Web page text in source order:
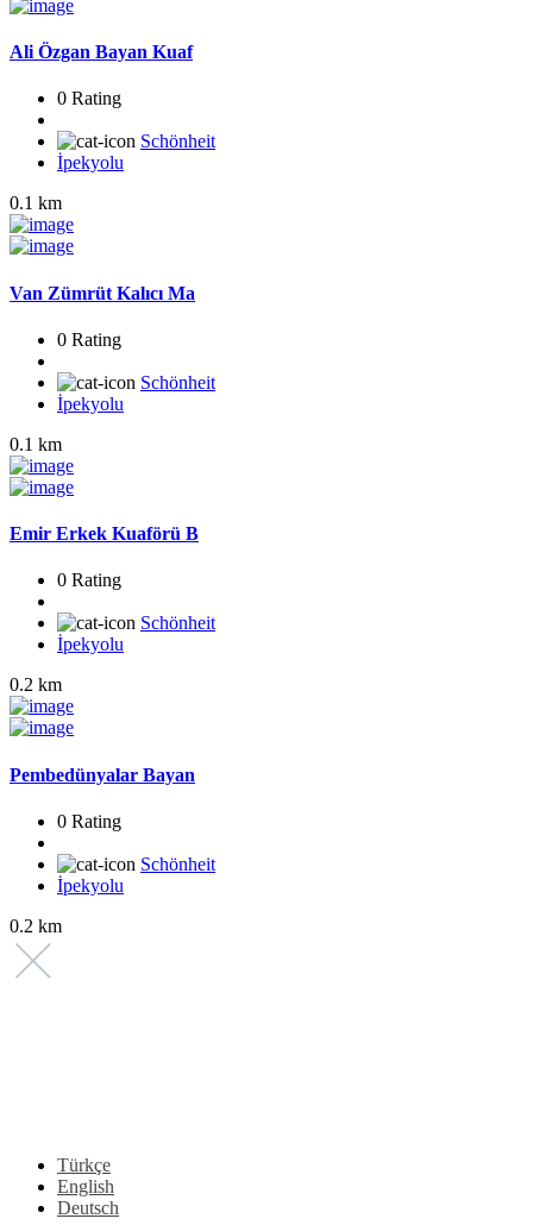
Ali Özgan Bayan Kuaf
0 Rating
Schönheit
İpekyolu
0.1 km
Van Zümrüt Kalıcı Ma
0 Rating
Schönheit
İpekyolu
0.1 km
Emir Erkek Kuaförü B
0 Rating
Schönheit
İpekyolu
0.2 km
Pembedünyalar Bayan
0 Rating
Schönheit
İpekyolu
0.2 km
Türkçe
English
Deutsch